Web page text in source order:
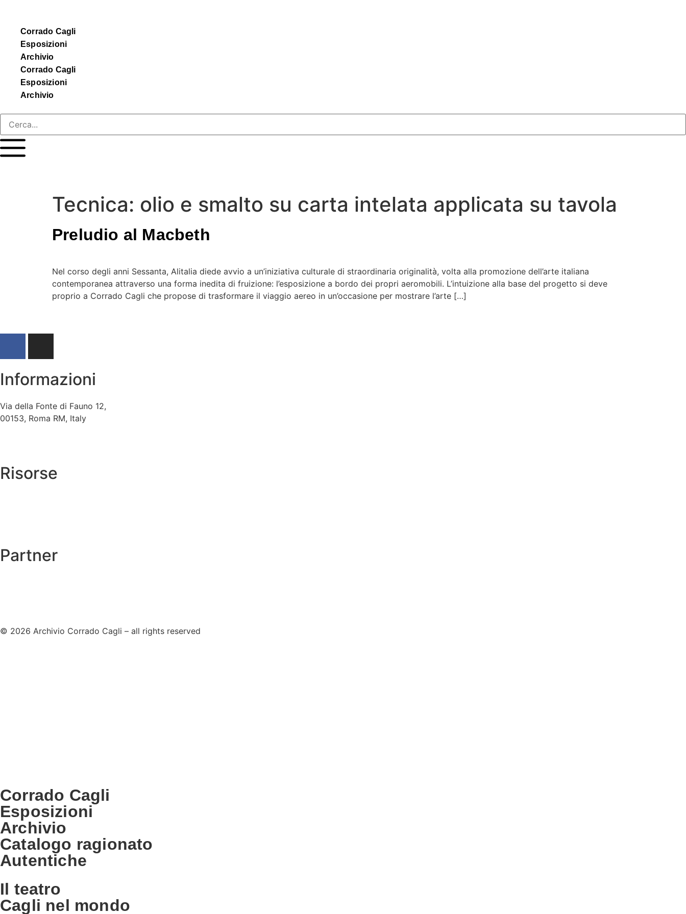
Corrado Cagli
Esposizioni
Archivio
Corrado Cagli
Esposizioni
Archivio
Tecnica: olio e smalto su carta intelata applicata su tavola
Preludio al Macbeth
Nel corso degli anni Sessanta, Alitalia diede avvio a un’iniziativa culturale di straordinaria originalità, volta alla promozione dell’arte italiana
contemporanea attraverso una forma inedita di fruizione: l’esposizione a bordo dei propri aeromobili. L’intuizione alla base del progetto si deve
proprio a Corrado Cagli che propose di trasformare il viaggio aereo in un’occasione per mostrare l’arte […]
Informazioni
Via della Fonte di Fauno 12,
00153, Roma RM, Italy
Risorse
Partner
© 2026 Archivio Corrado Cagli – all rights reserved
Corrado Cagli
Esposizioni
Archivio
Catalogo ragionato
Autentiche
Il teatro
Cagli nel mondo